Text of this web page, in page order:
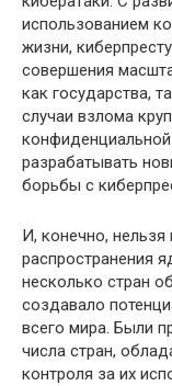
использованием
жизни,
совершения
как государства,
случаи взлома
разрабатывать
борьбы с
И, конечно,
распространения
несколько стран
создавало
всего мира. Были
числа стран,
контроля за их